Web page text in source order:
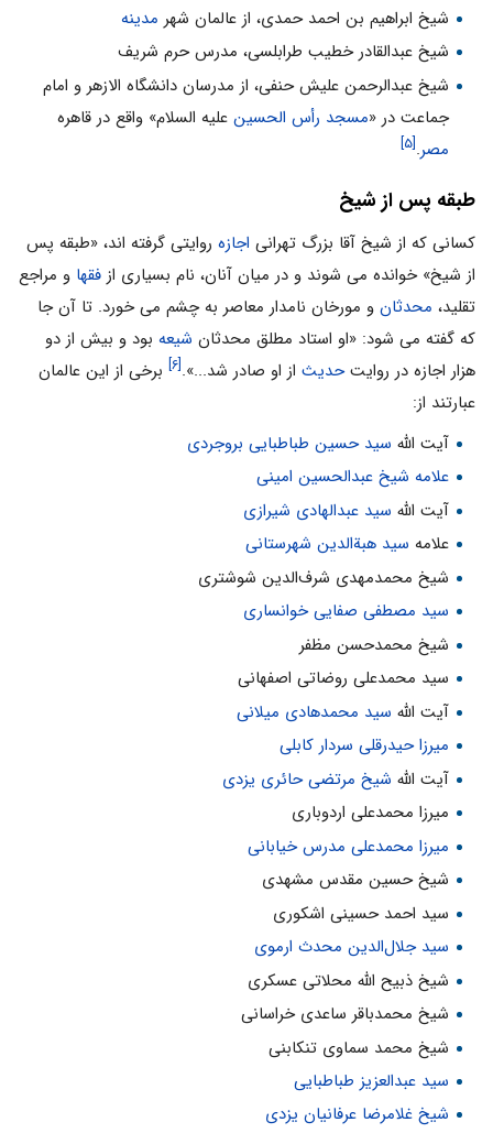
شیخ ابراهیم بن احمد حمدی، از عالمان شهر مدینه
شیخ عبدالقادر خطیب طرابلسی، مدرس حرم شریف
شیخ عبدالرحمن علیش حنفی، از مدرسان دانشگاه الازهر و امام
جماعت در «مسجد رأس الحسینعلیه السلام» واقع در قاهره
مصر.[۵]
طبقه پس از شیخ
کسانی که از شیخ آقا بزرگ تهرانی اجازه روایتی گرفته اند، «طبقه پس
از شیخ» خوانده می شوند و در میان آنان، نام بسیاری از فقها و مراجع
تقلید، محدثان و مورخان نامدار معاصر به چشم می خورد. تا آن جا
که گفته می شود: «او استاد مطلق محدثان شیعه بود و بیش از دو
هزار اجازه در روایتحدیث از او صادر شد...».[۶]
برخی از این عالمان
عبارتند از:
آیت الله سید حسین طباطبایی بروجردی
علامه شیخ عبدالحسین امینی
آیت الله سید عبدالهادی شیرازی
علامه سید هبةالدین شهرستانی
شیخ محمدمهدی شرف‌الدین شوشتری
سید مصطفی صفایی خوانساری
شیخ محمدحسن مظفر
سید محمدعلی روضاتی اصفهانی
آیت الله سید محمدهادی میلانی
میرزا حیدرقلی سردار کابلی
آیت الله شیخ مرتضی حائری یزدی
میرزا محمدعلی اردوباری
میرزا محمدعلی مدرس خیابانی
شیخ حسین مقدس مشهدی
سید احمد حسینی اشکوری
سید جلال‌الدین محدث ارموی
شیخ ذبیح الله محلاتی عسکری
شیخ محمدباقر ساعدی خراسانی
شیخ محمد سماوی تنکابنی
سید عبدالعزیز طباطبایی
شیخ غلامرضا عرفانیان یزدی